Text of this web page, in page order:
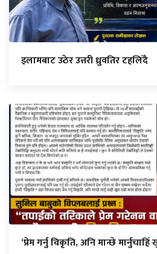
इलामबाट उठेर उत्तरी ध्रुवतिर टहलिँदै
‘प्रेम गर्नु विकृति, अनि मान्छे मार्नुचाहिँ